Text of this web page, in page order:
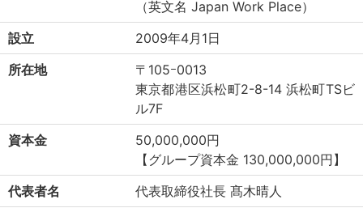
（英文名 Japan Work Place）
設立
2009年4月1日
所在地
〒105ｰ0013
東京都港区浜松町2-8-14 浜松町TSビ
ル7F
資本金
50,000,000円
【グループ資本金 130,000,000円】
代表者名
代表取締役社長 髙木晴人